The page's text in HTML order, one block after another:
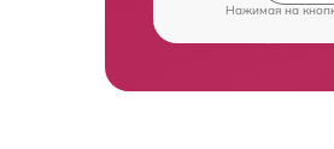
Нажимая на